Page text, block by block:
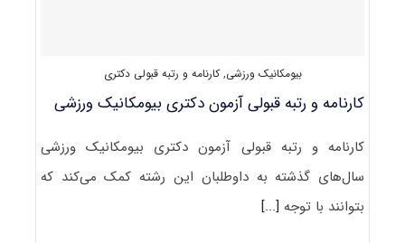
بیومکانیک ورزشی,کارنامه و رتبه قبولی دکتری
کارنامه و رتبه قبولی آزمون دکتری بیومکانیک ورزشی
کارنامه و رتبه قبولی آزمون دکتری بیومکانیک ورزشی
سال‌های گذشته به داوطلبان این رشته کمک می‌کند که
بتوانند با توجه [...]